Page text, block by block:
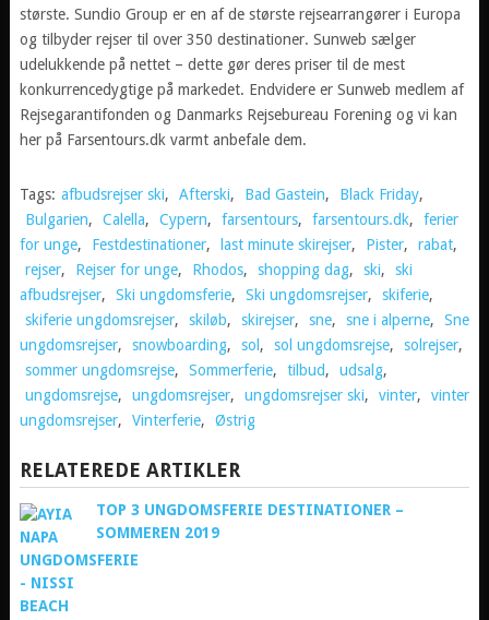
største. Sundio Group er en af de største rejsearrangører i Europa
og tilbyder rejser til over 350 destinationer. Sunweb sælger
udelukkende på nettet – dette gør deres priser til de mest
konkurrencedygtige på markedet. Endvidere er Sunweb medlem af
Rejsegarantifonden og Danmarks Rejsebureau Forening og vi kan
her på Farsentours.dk varmt anbefale dem.
Tags: afbudsrejser ski, Afterski, Bad Gastein, Black Friday,
Bulgarien, Calella, Cypern, farsentours, farsentours.dk,
ferier
for unge, Festdestinationer, last minute skirejser, Pister, rabat,
rejser, Rejser for unge, Rhodos, shopping dag, ski,
ski
afbudsrejser, Ski ungdomsferie, Ski ungdomsrejser, skiferie,
skiferie ungdomsrejser, skiløb, skirejser, sne, sne i alperne,
Sne
ungdomsrejser, snowboarding, sol , sol ungdomsrejse, solrejser,
sommer ungdomsrejse, Sommerferie, tilbud, udsalg,
ungdomsrejse, ungdomsrejser, ungdomsrejser ski, vinter,
vinter
ungdomsrejser, Vinterferie, Østrig
RELATEREDE ARTIKLER
TOP 3 UNGDOMSFERIE DESTINATIONER –
SOMMEREN 2019